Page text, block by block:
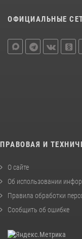
ОФИЦИАЛЬНЫЕ
ПРАВОВАЯ И
О сайте
Об использовании
Правила обработки
Сообщить об ошибке